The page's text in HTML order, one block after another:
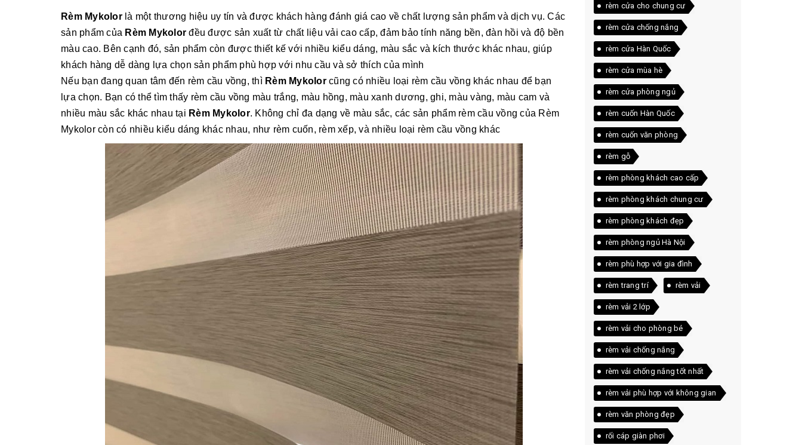
Rèm Mykolorlà một thương hiệu uy tín và được khách hàng đánh giá cao về chất lượng sản phẩm và dịch vụ. Các
sản phẩm của Rèm Mykolor đều được sản xuất từ chất liệu vải cao cấp, đảm bảo tính năng bền, đàn hồi và độ bền
màu cao. Bên cạnh đó, sản phẩm còn được thiết kế với nhiều kiểu dáng, màu sắc và kích thước khác nhau, giúp
khách hàng dễ dàng lựa chọn sản phẩm phù hợp với nhu cầu và sở thích của mình
Nếu bạn đang quan tâm đến rèm cầu vồng, thì Rèm Mykolorcũng có nhiều loại rèm cầu vồng khác nhau để bạn
lựa chọn. Bạn có thể tìm thấy rèm cầu vồng màu trắng, màu hồng, màu xanh dương, ghi, màu vàng, màu cam và
nhiều màu sắc khác nhau tại Rèm Mykolor. Không chỉ đa dạng về màu sắc, các sản phẩm rèm cầu vồng của Rèm
Mykolor còn có nhiều kiểu dáng khác nhau, như rèm cuốn, rèm xếp, và nhiều loại rèm cầu vồng khác
rèm cửa cho chung cư
rèm cửa chống nắng
rèm cửa Hàn Quốc
rèm cửa mùa hè
rèm cửa phòng ngủ
rèm cuốn Hàn Quốc
rèm cuốn văn phòng
rèm gỗ
rèm phòng khách cao cấp
rèm phòng khách chung cư
rèm phòng khách đẹp
rèm phòng ngủ Hà Nội
rèm phù hợp với gia đình
rèm trang trí rèm vải
rèm vải 2 lớp
rèm vải cho phòng bé
rèm vải chống nắng
rèm vải chống nắng tốt nhất
rèm vải phù hợp với không gian
nào
rèm văn phòng đẹp
rối cáp giàn phơi